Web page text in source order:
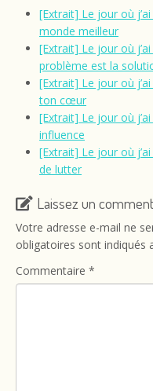
[Extrait] Le jour où
monde meilleur
[Extrait] Le jour où
problème est la
[Extrait] Le jour où
ton cœur
[Extrait] Le jour où
influence
[Extrait] Le jour où
de lutter
Laissez un
Votre adresse e-mail ne
obligatoires sont indiqués
Commentaire *